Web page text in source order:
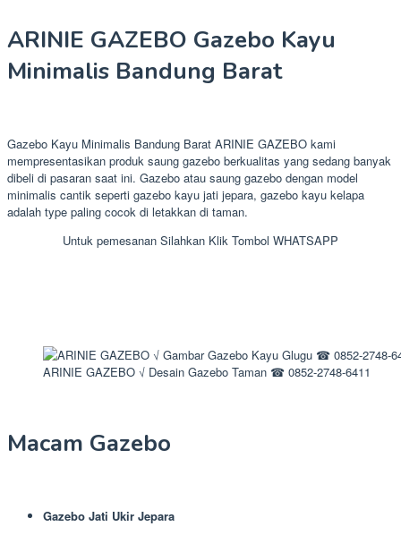
ARINIE GAZEBO Gazebo Kayu
Minimalis Bandung Barat
Gazebo Kayu Minimalis Bandung Barat ARINIE GAZEBO kami
mempresentasikan produk saung gazebo berkualitas yang sedang banyak
dibeli di pasaran saat ini. Gazebo atau saung gazebo dengan model
minimalis cantik seperti gazebo kayu jati jepara, gazebo kayu kelapa
adalah type paling cocok di letakkan di taman.
Untuk pemesanan Silahkan Klik Tombol WHATSAPP
ARINIE GAZEBO √ Desain Gazebo Taman ☎ 0852-2748-6411
Macam Gazebo
Gazebo Jati Ukir Jepara